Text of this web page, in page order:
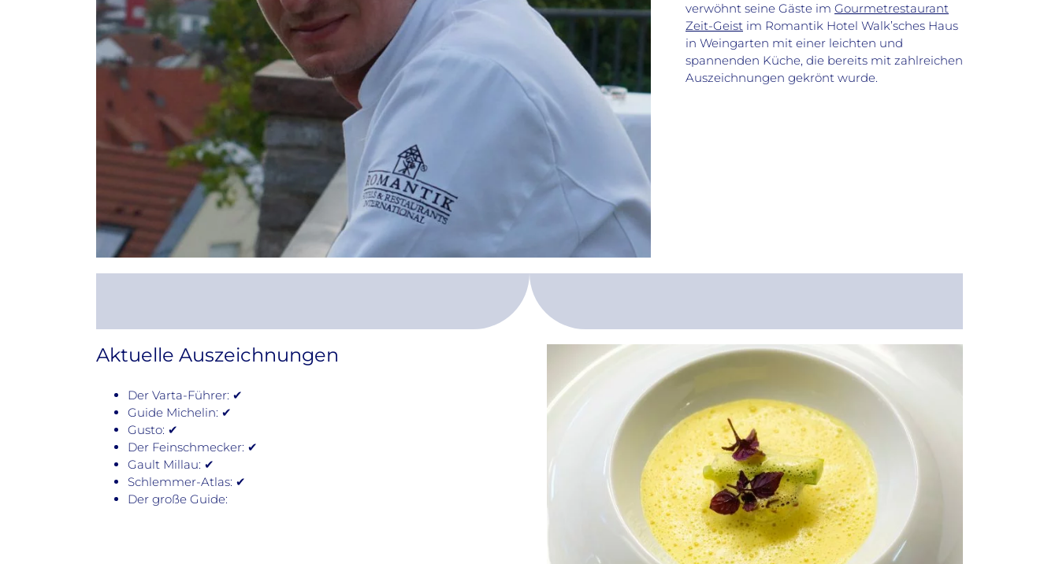
verwöhnt seine Gäste im Gourmetrestaurant
Zeit-Geist im Romantik Hotel Walk’sches Haus
in Weingarten mit einer leichten und
spannenden Küche, die bereits mit zahlreichen
Auszeichnungen gekrönt wurde.
Aktuelle Auszeichnungen
Der Varta-Führer: ✔
Guide Michelin: ✔
Gusto: ✔
Der Feinschmecker: ✔
Gault Millau: ✔
Schlemmer-Atlas: ✔
Der große Guide: